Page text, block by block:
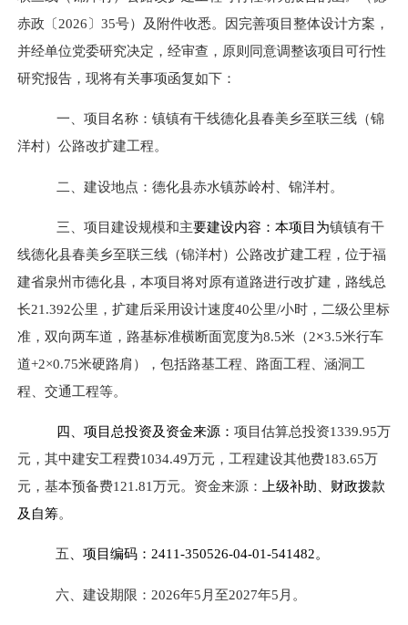
赤政〔2026〕 35号）及附件收悉。因完善项目整体设计方案 ，
并经单位党委研究决定，经审查，原则同意调整该项目可行性
研究报告，现将有关事项函复如下：
一、项目名称：镇镇有干线德化县春美乡至联三线（锦
洋村）公路改扩建工程。
二、建设地点： 德化县赤水镇苏岭村、锦洋村。
三、项目建设规模和主要建设内容：本项目为镇镇有干
线德化县春美乡至联三线（锦洋村）公路改扩建工程，位于福
建省泉州市德化县，本项目将对原有道路进行改扩建，路线总
长21.392公里，扩建后采用设计速度40公里/小时，二级公里标
准，双向两车道，路基标准横断面宽度为8.5米（2×3.5米行车
道+2×0.75米硬路肩 ），包括路基工程、路面工程、涵洞工
程、交通工程等。
四、项目总投资及资金来源： 项目估算总投资1339.95万
元， 其中建安工程费1034.49万元，工程建设其他费183.65万
元，基本预备费121.81万元。资金来源：
上级补助、财政拨款
及自筹。
五 、项目编码： 2411-350526-04-01-541482。
六、建设期限： 2026年5 月至2027年5 月。